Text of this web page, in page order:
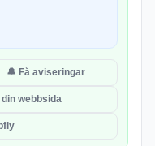
🔔 Få aviseringar
webbsida